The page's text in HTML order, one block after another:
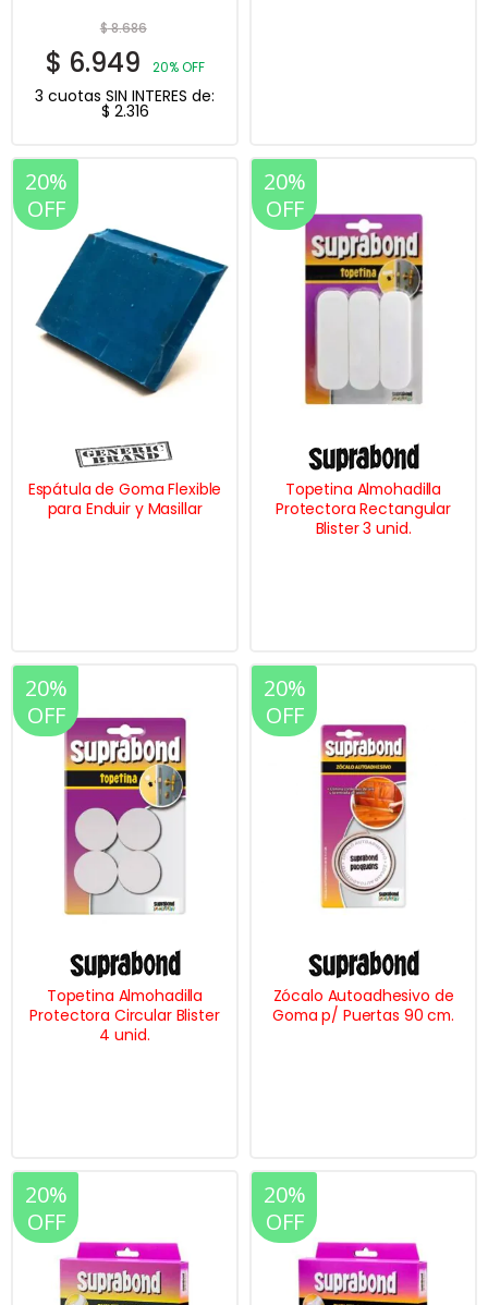
$8.686
$ 6.949 20% OFF
3 cuotas SIN INTERES de:
$ 2.316
20%
OFF
Espátula de Goma Flexible
para Enduir y Masillar
20%
OFF
Topetina Almohadilla
Protectora Rectangular
Blister 3 unid.
20%
OFF
Topetina Almohadilla
Protectora Circular Blister
4 unid.
20%
OFF
Zócalo Autoadhesivo de
Goma p/ Puertas 90 cm.
20%
OFF
20%
OFF